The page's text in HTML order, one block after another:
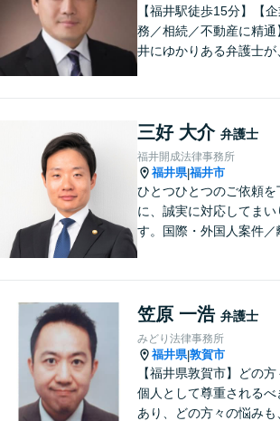
ださい。
【福井駅徒歩15分】【
務／相続／不動産に精通
井にゆかりある弁護士が
談ください。【著書多数
三好 大介 弁護士
福井開成法律事務所
福井県|福井市
ひとつひとつのご依頼を
に、誠実に対応してまい
す。国際・外国人案件／
故／刑事弁護・犯罪被害
ど、幅広く対応可能。お
にご相談ください。
笠原 一浩 弁護士
みどり法律事務所
福井県|敦賀市
【福井県敦賀市】どの方
個人として尊重されるべ
あり、どの方々の悩みも